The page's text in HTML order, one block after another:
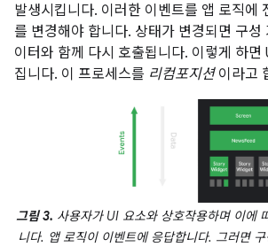
발생시킵니다. 이러한 이벤트를 앱 로직에
를 변경해야 합니다. 상태가 변경되면 구성
이터와 함께 다시 호출됩니다. 이렇게 하면
집니다. 이 프로세스를 리컴포지션이라고
그림 3. 사용자가 UI 요소와 상호작용하며 이에
니다. 앱 로직이 이벤트에 응답합니다. 그러면